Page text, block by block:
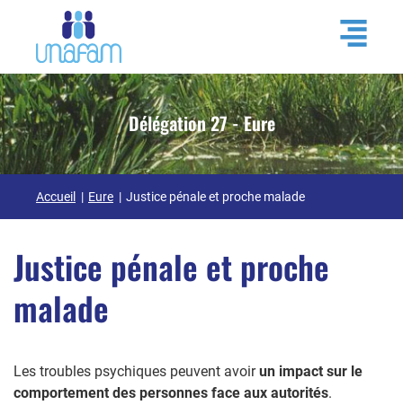
Délégation 27 - Eure
Accueil Eure Justice pénale et proche malade
Justice pénale et proche
malade
Les troubles psychiques peuvent avoirun impact sur le
comportement des personnes face aux autorités.